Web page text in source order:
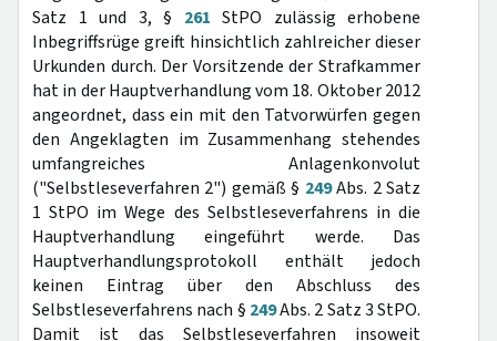
Satz 1 und 3, § 261 StPO zulässig erhobene
Inbegriffsrüge greift hinsichtlich zahlreicher dieser
Urkunden durch. Der Vorsitzende der Strafkammer
hat in der Hauptverhandlung vom 18. Oktober 2012
angeordnet, dass ein mit den Tatvorwürfen gegen
den Angeklagten im Zusammenhang stehendes
umfangreiches Anlagenkonvolut
("Selbstleseverfahren 2") gemäß § 249Abs. 2 Satz
1 StPO im Wege des Selbstleseverfahrens in die
Hauptverhandlung eingeführt werde. Das
Hauptverhandlungsprotokoll enthält jedoch
keinen Eintrag über den Abschluss des
Selbstleseverfahrens nach § 249Abs. 2 Satz 3 StPO.
Damit ist das Selbstleseverfahren insoweit